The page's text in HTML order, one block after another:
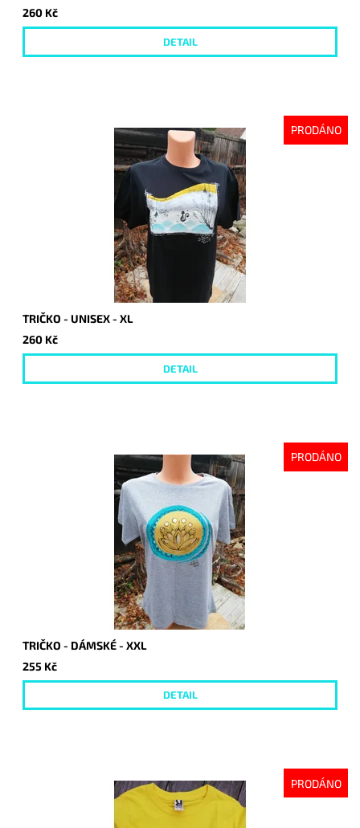
260 Kč
DETAIL
PRODÁNO
TRIČKO - UNISEX - XL
260 Kč
DETAIL
PRODÁNO
TRIČKO - DÁMSKÉ - XXL
255 Kč
DETAIL
PRODÁNO